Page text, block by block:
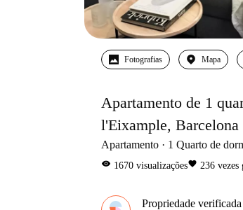
Fotografias Mapa
Apartamento de 1
l'Eixample, Barcelona
Apartamento 1 Quarto de
visibility 1670 visualizaçõesfavorite 236 vezes
Propriedade